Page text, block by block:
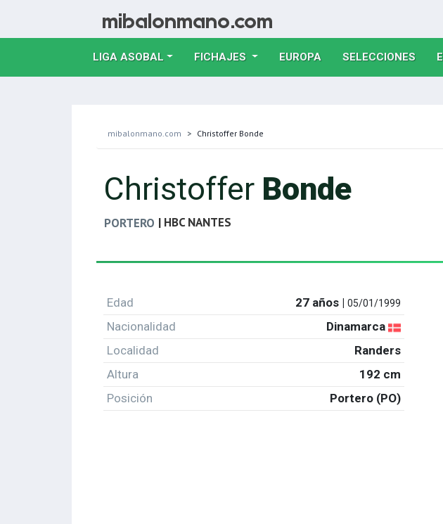
LIGA ASOBAL FICHAJES EUROPA(CURRENT)
SELECCIONES
mibalonmano.com Christoffer Bonde
Christoffer Bonde
PORTERO | HBC NANTES
Edad 27 años |05/01/1999
Nacionalidad
Dinamarca
Localidad
Randers
Altura
192 cm
Posición
Portero (PO)